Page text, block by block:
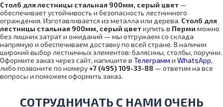
Столб для лестницы стальная 900мм, серый цвет —
обеспечивает устойчивость и безопасность лестничного
ограждения. Изготавливается из металла или дерева. Столб для
лестницы стальная 900мм, серый цветкупить в Перми можно
без лишних затрат и ожиданий — мы отгружаем со склада
напрямую и обеспечиваем доставку по всей стране. В наличии
широкий выбор лестничных элементов: балясины, столбы, поручни.
Оформите заказ через сайт, напишите в Телеграмм и WhatsApp,
либо позвоните по номеру+7 (495) 109-33-88 — ответим на все
вопросы и поможем оформить заказ.
СОТРУДНИЧАТЬ С НАМИ ОЧЕНЬ